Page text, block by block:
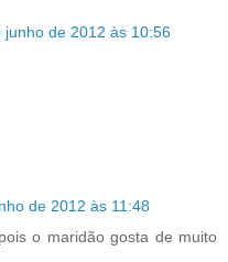
junho de 2012 às 10:56
de 2012 às 11:48
o maridão gosta de muito